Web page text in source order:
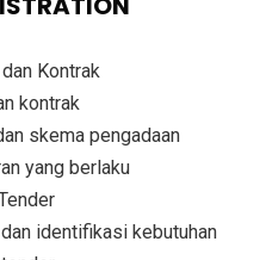
Kontrak
kontrak
skema pengadaan
yang berlaku
identifikasi kebutuhan